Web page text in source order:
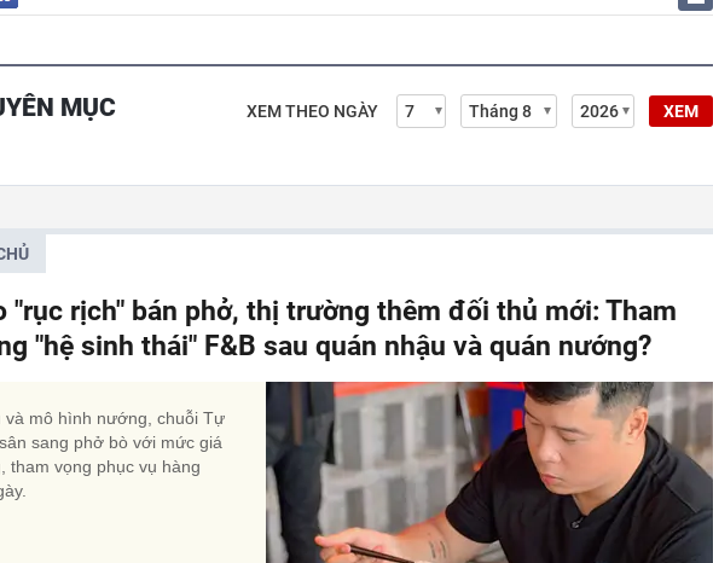
MỤC XEM THEO NGÀY XEM
"rục rịch" bán phở, thị trường thêm đối thủ mới: Tham
"hệ sinh thái" F&B sau quán nhậu và quán nướng?
và mô hình nướng, chuỗi Tự
sang phở bò với mức giá
tham vọng phục vụ hàng